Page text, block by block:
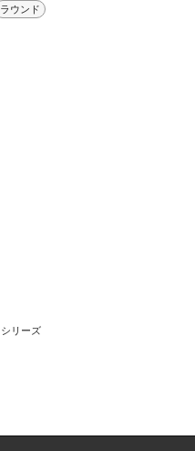
ラウンド